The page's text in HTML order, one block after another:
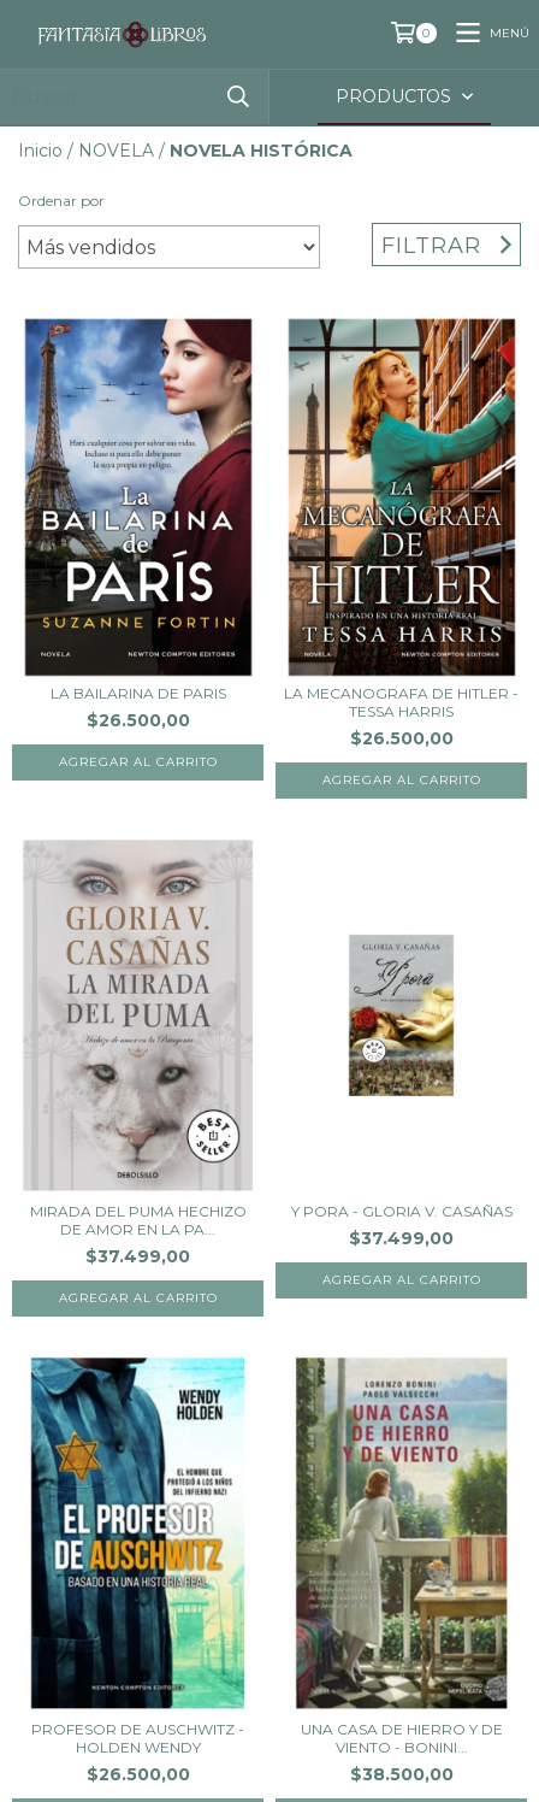
0 MENÚ
PRODUCTOS
Inicio / NOVELA / NOVELA HISTÓRICA
Ordenar por
FILTRAR
LA BAILARINA DE PARIS
$26.500,00
LA MECANOGRAFA DE HITLER -
TESSA HARRIS
$26.500,00
MIRADA DEL PUMA HECHIZO
DE AMOR EN LA PA...
$37.499,00
Y PORA - GLORIA V. CASAÑAS
$37.499,00
PROFESOR DE AUSCHWITZ -
HOLDEN WENDY
$26.500,00
UNA CASA DE HIERRO Y DE
VIENTO - BONINI...
$38.500,00